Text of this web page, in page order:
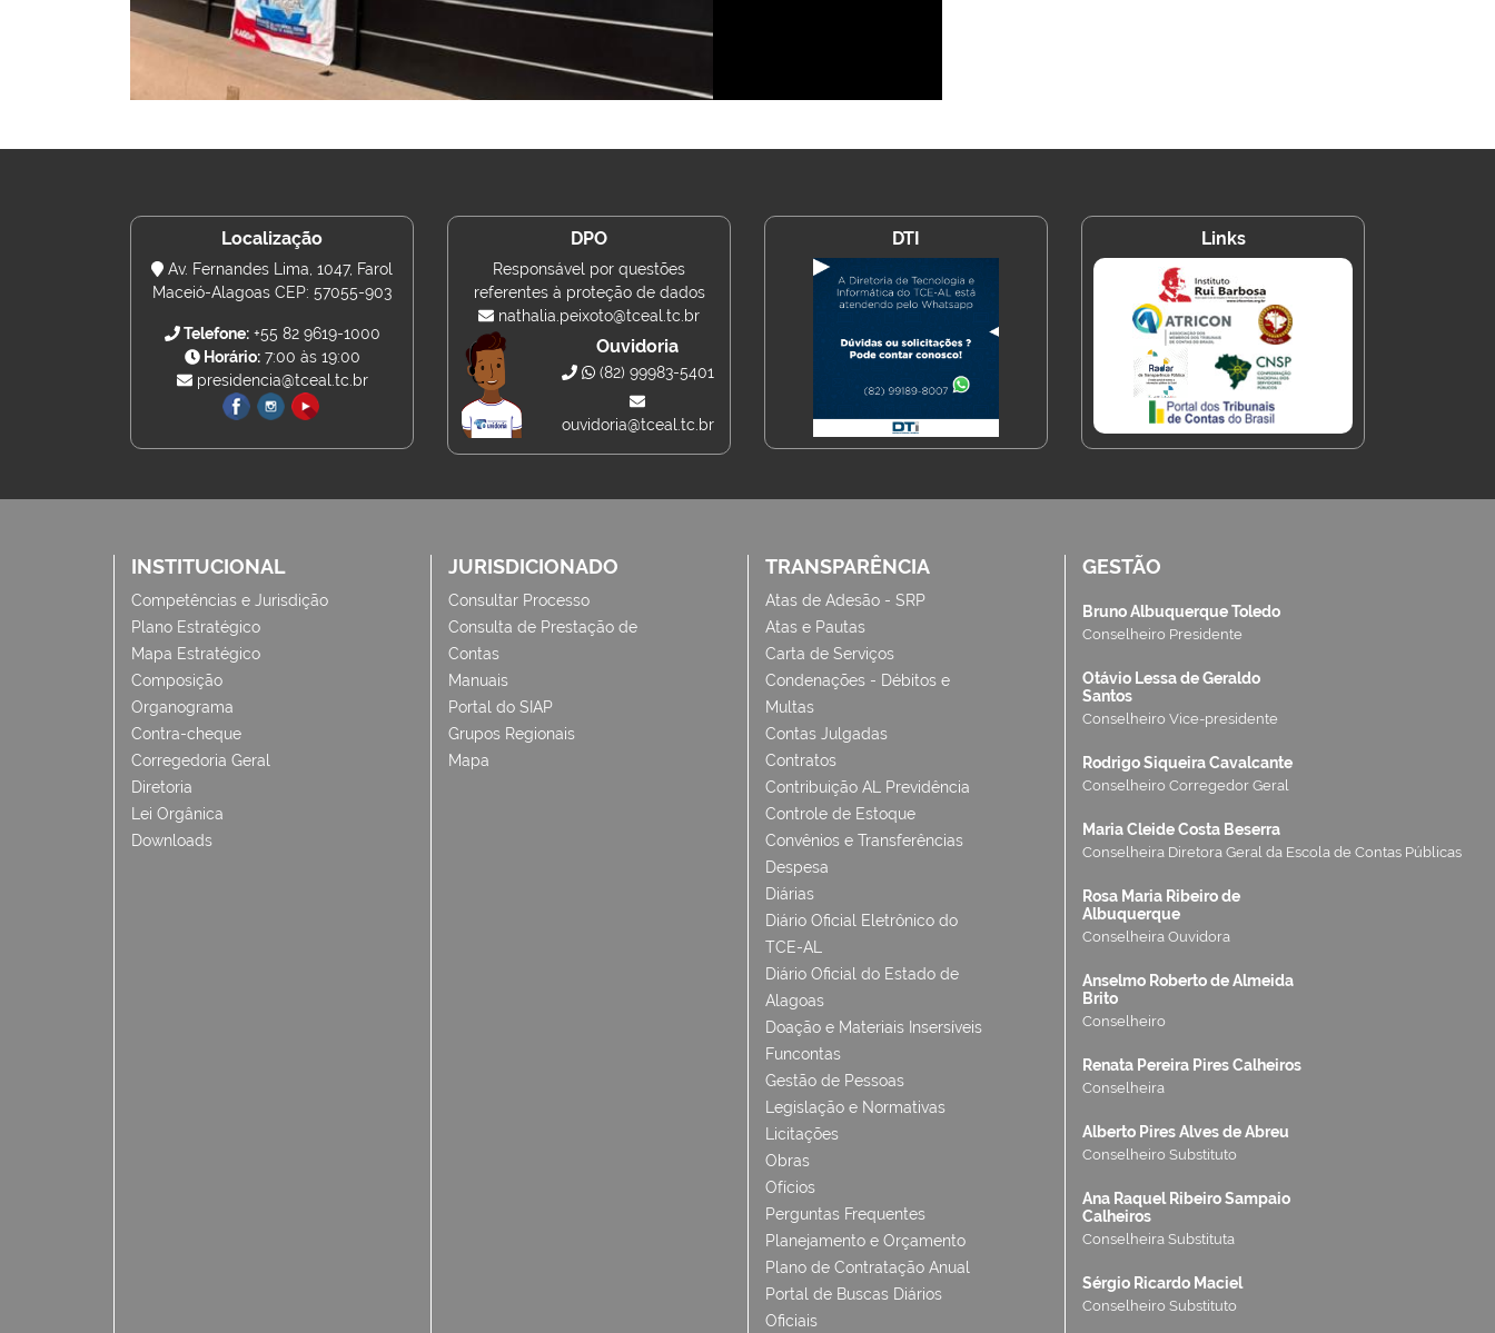
Localização
Av. Fernandes Lima, 1047, Farol
Maceió-Alagoas CEP: 57055-903
Telefone:+55 82 9619-1000
Horário:7:00 às 19:00
presidencia@tceal.tc.br
DPO
Responsável por questões
referentes à proteção de dados
nathalia.peixoto@tceal.tc.br
Ouvidoria
(82) 99983-5401
ouvidoria@tceal.tc.br
DTI Links
INSTITUCIONAL
Competências e Jurisdição
Plano Estratégico
Mapa Estratégico
Composição
Organograma
Contra-cheque
Corregedoria Geral
Diretoria
Lei Orgânica
Downloads
JURISDICIONADO
Consultar Processo
Consulta de Prestação de
Contas
Manuais
Portal do SIAP
Grupos Regionais
Mapa
TRANSPARÊNCIA
Atas de Adesão - SRP
Atas e Pautas
Carta de Serviços
Condenações - Débitos e
Multas
Contas Julgadas
Contratos
Contribuição AL Previdência
Controle de Estoque
Convênios e Transferências
Despesa
Diárias
Diário Oficial Eletrônico do
TCE-AL
Diário Oficial do Estado de
Alagoas
Doação e Materiais Insersíveis
Funcontas
Gestão de Pessoas
Legislação e Normativas
Licitações
Obras
Ofícios
Perguntas Frequentes
Planejamento e Orçamento
Plano de Contratação Anual
Portal de Buscas Diários
Oficiais
GESTÃO
Bruno Albuquerque Toledo
Conselheiro Presidente
Otávio Lessa de Geraldo
Santos
Conselheiro Vice-presidente
Rodrigo Siqueira Cavalcante
Conselheiro Corregedor Geral
Maria Cleide Costa Beserra
Conselheira Diretora Geral da Escola de Contas Públicas
Rosa Maria Ribeiro de
Albuquerque
Conselheira Ouvidora
Anselmo Roberto de Almeida
Brito
Conselheiro
Renata Pereira Pires Calheiros
Conselheira
Alberto Pires Alves de Abreu
Conselheiro Substituto
Ana Raquel Ribeiro Sampaio
Calheiros
Conselheira Substituta
Sérgio Ricardo Maciel
Conselheiro Substituto